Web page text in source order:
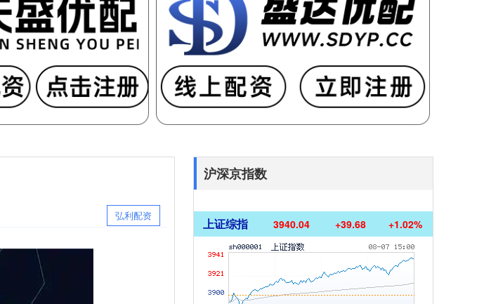
弘利配资
沪深京指数
上证综指 3940.04 +39.68 +1.02%